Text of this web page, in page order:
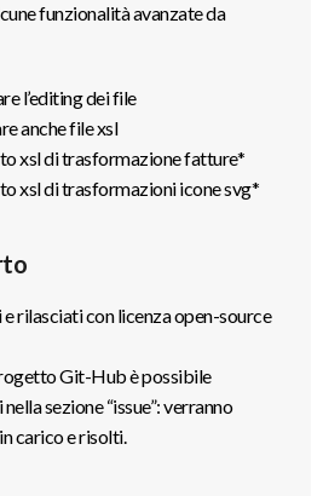
funzionalità avanzate da
l’editing dei file
anche file xsl
xsl di trasformazione fatture*
xsl di trasformazioni icone svg*
rilasciati con licenza open-source
Git-Hub è possibile
sezione “issue”: verranno
carico e risolti.